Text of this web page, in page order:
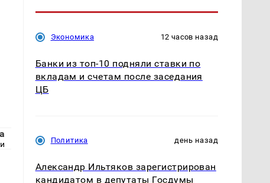
Экономика 12 часов назад
Банки из топ-10 подняли ставки по
вкладам и счетам после заседания
ЦБ
Политика день назад
Александр Ильтяков зарегистрирован
кандидатом в депутаты Госдумы